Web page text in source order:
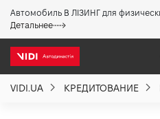
Автомобиль В ЛІЗИНГ для
Детальнее
VIDI.UA КРЕДИТОВАНИЕ